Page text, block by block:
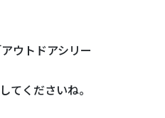
ウトドアシリー
てくださいね。